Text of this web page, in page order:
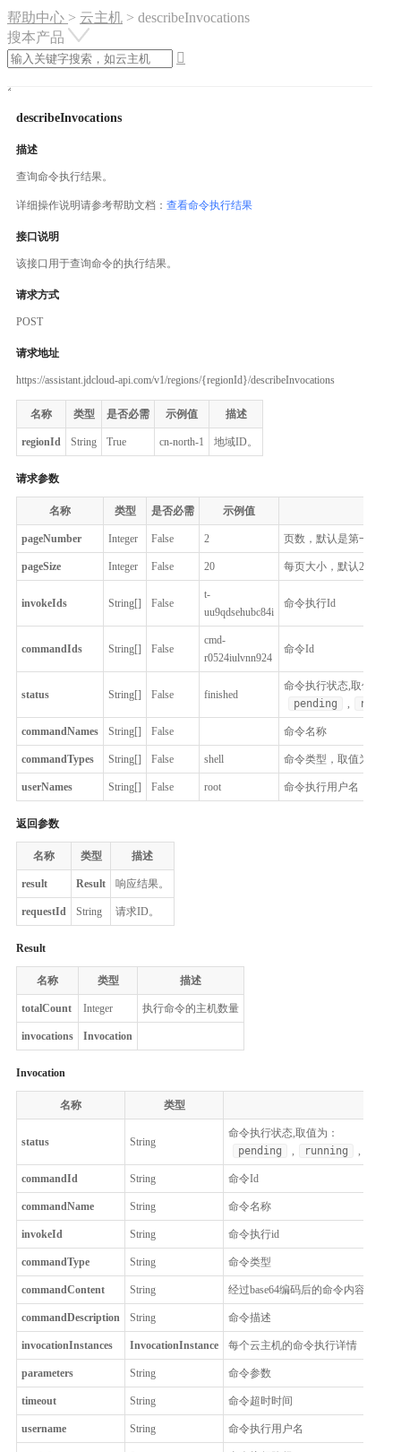
帮助中心 > 云主机 > describeInvocations
搜本产品

describeInvocations
描述
查询命令执行结果。
详细操作说明请参考帮助文档： 查看命令执行结果
接口说明
该接口用于查询命令的执行结果。
请求方式
POST
请求地址
https://assistant.jdcloud-api.com/v1/regions/{regionId}/describeInvocations
名称 类型 是否必需 示例值 描述
regionId String True cn-north-1 地域ID。
请求参数
名称 类型 是否必需 示例值
pageNumber Integer False 2 页数，默认是第一页，
pageSize Integer False 20 每页大小，默认20, 最大
invokeIds String[] False
t-
uu9qdsehubc84i
命令执行Id
commandIds String[] False
cmd-
r0524iulvnn924
命令Id
status String[] False finished
命令执行状态,取值为：
pending
commandNames String[] False 命令名称
commandTypes String[] False shell 命令类型，取值为
userNames String[] False root 命令执行用户名
返回参数
名称 类型 描述
result Result 响应结果。
requestId String 请求ID。
Result
名称 类型 描述
totalCount Integer 执行命令的主机数量
invocations Invocation
Invocation
名称 类型
status String
命令执行状态,取值为：
pending
running
commandId String 命令Id
commandName String 命令名称
invokeId String 命令执行id
commandType String 命令类型
commandContent String 经过base64编码后的命令内容
commandDescription String 命令描述
invocationInstances InvocationInstance 每个云主机的命令执行详情
parameters String 命令参数
timeout String 命令超时时间
username String 命令执行用户名